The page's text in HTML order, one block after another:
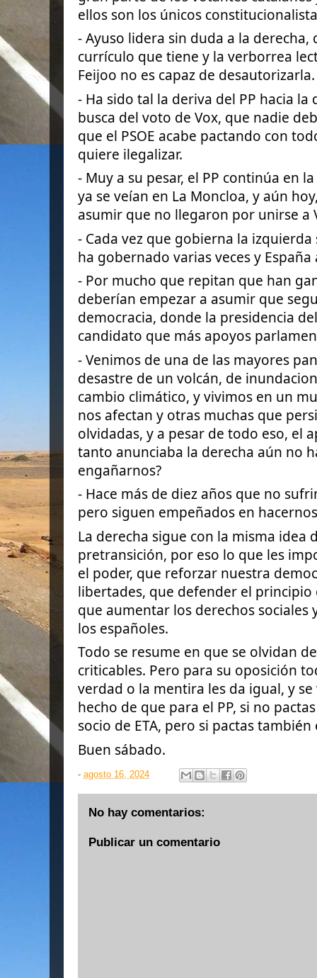
ellos son los únicos
- Ayuso lidera sin duda a la
currículo que tiene y la verborrea
Feijoo no es capaz de desautorizarla.
- Ha sido tal la deriva del PP hacia
busca del voto de Vox, que nadie
que el PSOE acabe pactando con
quiere ilegalizar.
- Muy a su pesar, el PP continúa en
ya se veían en La Moncloa, y aún
asumir que no llegaron por unirse a
- Cada vez que gobierna la
ha gobernado varias veces y
- Por mucho que repitan que han
deberían empezar a asumir que
democracia, donde la presidencia
candidato que más apoyos
- Venimos de una de las mayores
desastre de un volcán, de
cambio climático, y vivimos en un
nos afectan y otras muchas que
olvidadas, y a pesar de todo eso, el
tanto anunciaba la derecha aún no
engañarnos?
- Hace más de diez años que no
pero siguen empeñados en
La derecha sigue con la misma idea
pretransición, por eso lo que les
el poder, que reforzar nuestra
libertades, que defender el
que aumentar los derechos
los españoles.
Todo se resume en que se olvidan
criticables. Pero para su oposición
verdad o la mentira les da igual, y
hecho de que para el PP, si no
socio de ETA, pero si pactas también
Buen sábado.
- agosto 16, 2024
No hay comentarios:
Publicar un comentario